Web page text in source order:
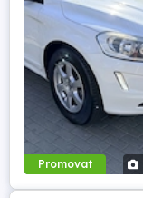
Promovat